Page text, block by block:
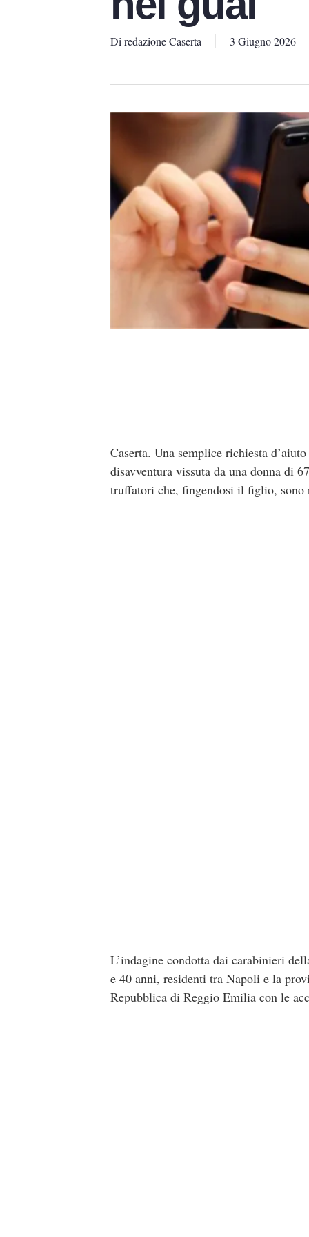
Di redazione Caserta 3 Giugno 2026
Caserta. Una semplice richiesta
disavventura vissuta da una donna di
truffatori che, fingendosi il figlio, sono
L’indagine condotta dai carabinieri
e 40 anni, residenti tra Napoli e la
Repubblica di Reggio Emilia con le